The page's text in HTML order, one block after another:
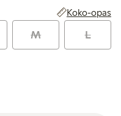
Koko-opas
M L